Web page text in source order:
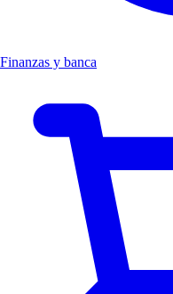
Finanzas y banca